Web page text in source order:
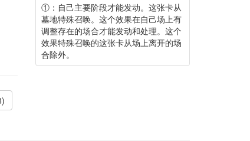
①：自己主要阶段才能发动。这张卡从
墓地特殊召唤。这个效果在自己场上有
调整存在的场合才能发动和处理。这个
效果特殊召唤的这张卡从场上离开的场
合除外。